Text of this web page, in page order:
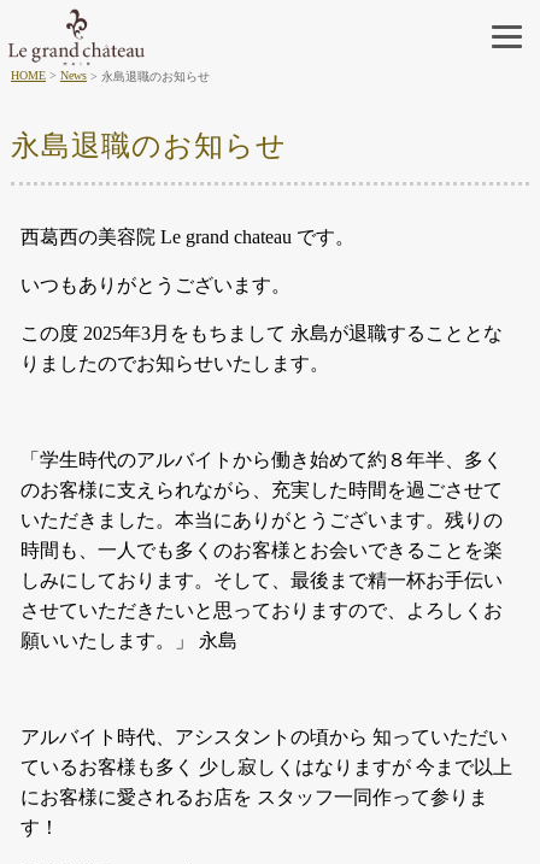
HOME News 永島退職のお知らせ
永島退職のお知らせ
西葛西の美容院 Le grand chateau です。
いつもありがとうございます。
この度 2025年3月をもちまして 永島が退職することとな
りましたのでお知らせいたします。
「学生時代のアルバイトから働き始めて約８年半、多く
のお客様に支えられながら、充実した時間を過ごさせて
いただきました。本当にありがとうございます。残りの
時間も、一人でも多くのお客様とお会いできることを楽
しみにしております。そして、最後まで精一杯お手伝い
させていただきたいと思っておりますので、よろしくお
願いいたします。」 永島
アルバイト時代、アシスタントの頃から 知っていただい
ているお客様も多く 少し寂しくはなりますが 今まで以上
にお客様に愛されるお店を スタッフ一同作って参りま
す！